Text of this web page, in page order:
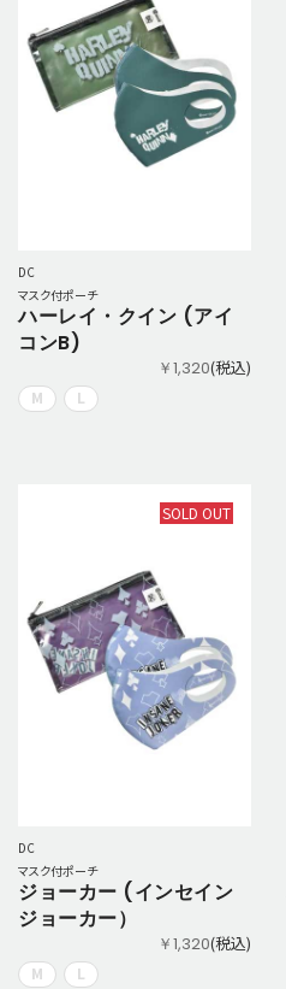
DC
マスク付ポーチ
ハーレイ・クイン (アイ
コンB)
￥1,320(税込)
M L
SOLD OUT
DC
マスク付ポーチ
ジョーカー (インセイン
ジョーカー）
￥1,320(税込)
M L